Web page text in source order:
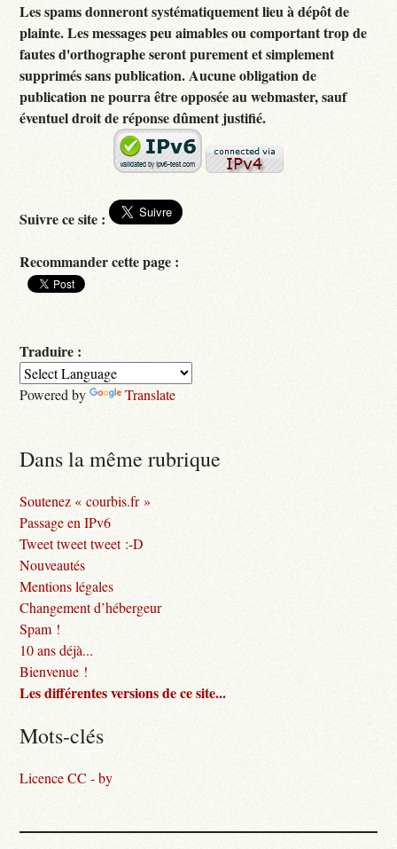
Les spams donneront systématiquement lieu à dépôt de
plainte. Les messages peu aimables ou comportant trop de
fautes d'orthographe seront purement et simplement
supprimés sans publication. Aucune obligation de
publication ne pourra être opposée au webmaster, sauf
éventuel droit de réponse dûment justifié.
Suivre ce site :
Recommander cette page :
Traduire :
Powered by Translate
Dans la même rubrique
Soutenez « courbis.fr »
Passage en IPv6
Tweet tweet tweet :-D
Nouveautés
Mentions légales
Changement d’hébergeur
Spam !
10 ans déjà...
Bienvenue !
Les différentes versions de ce site...
Mots-clés
Licence CC - by